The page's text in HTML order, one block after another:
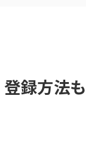
録方法